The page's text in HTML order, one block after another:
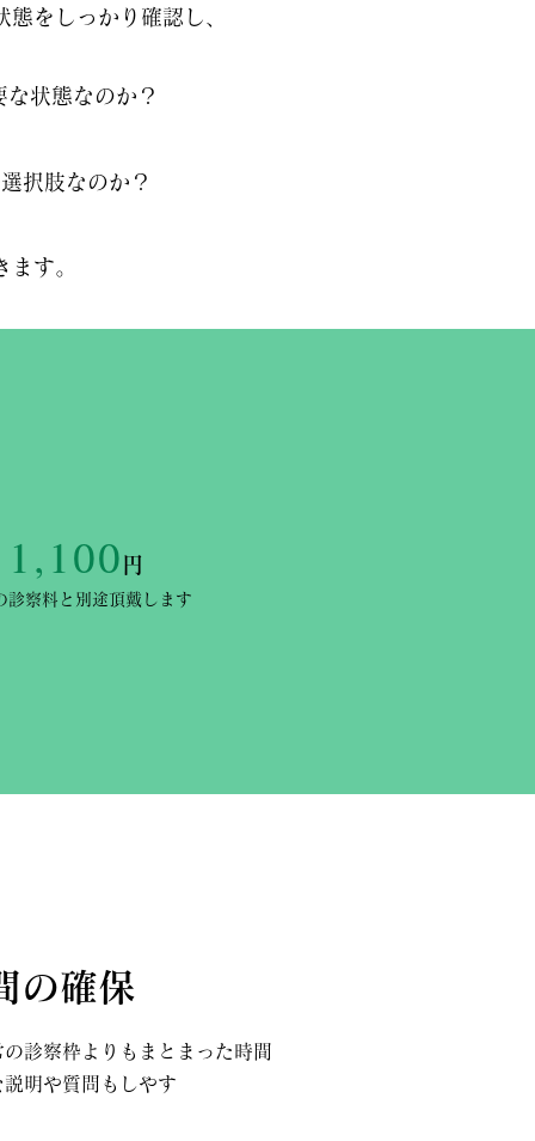
をしっかり確認し、
状態なのか？
択肢なのか？
す。
1,100 円
診察料と別途頂戴します
の確保
診察枠よりもまとまった時間
明や質問もしやす